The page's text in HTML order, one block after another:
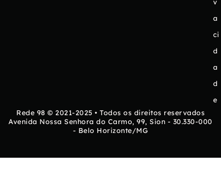
a
ci
d
a
d
e
Rede 98 © 2021-2025 • Todos os direitos reservados
Avenida Nossa Senhora do Carmo, 99, Sion - 30.330-000
- Belo Horizonte/MG